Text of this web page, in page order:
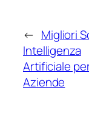
← Migliori
Intelligenza
Artificiale
Aziende